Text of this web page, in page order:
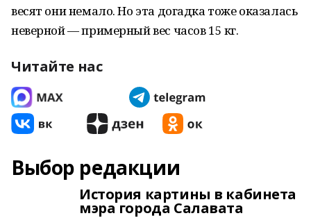
весят они немало. Но эта догадка тоже оказалась
неверной — примерный вес часов 15 кг.
Читайте нас
Выбор редакции
История картины в кабинета
мэра города Салавата